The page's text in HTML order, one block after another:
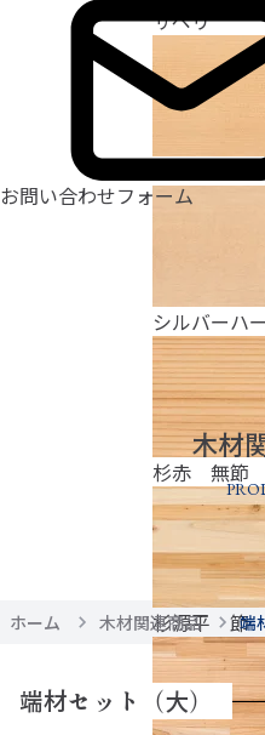
サペリ
シルバーハ
杉赤 無節
杉源平 節
お問い合わせフォーム
木材
ホーム 木材関連商品 端
端材セット（大）